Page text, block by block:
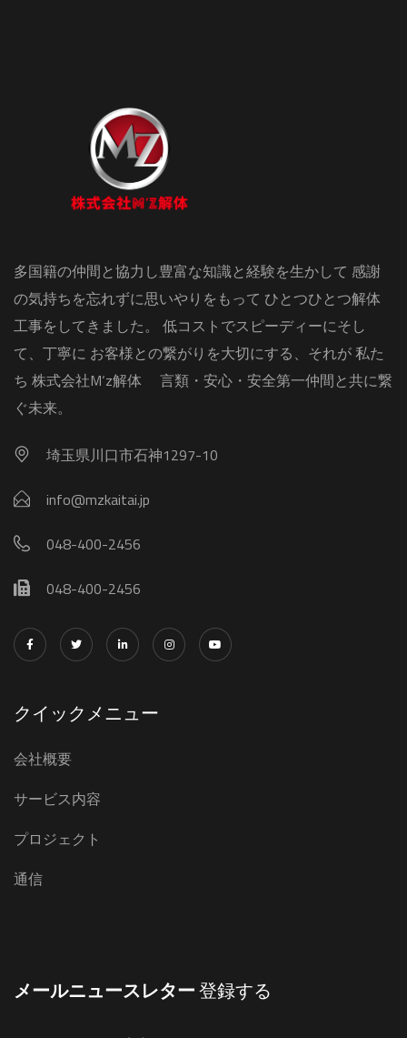
多国籍の仲間と協力し豊富な知識と経験を生かして 感謝
の気持ちを忘れずに思いやりをもって ひとつひとつ解体
工事をしてきました。 低コストでスピーディーにそし
て、丁寧に お客様との繋がりを大切にする、それが 私た
ち 株式会社M‘z解体 言類・安心・安全第一仲間と共に繋
ぐ未来。
埼玉県川口市石神1297-10
info@mzkaitai.jp
048-400-2456
048-400-2456
クイックメニュー
会社概要
サービス内容
プロジェクト
通信
メールニュースレター登録する